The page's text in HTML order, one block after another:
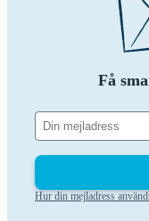
Få
Hur din mejladress